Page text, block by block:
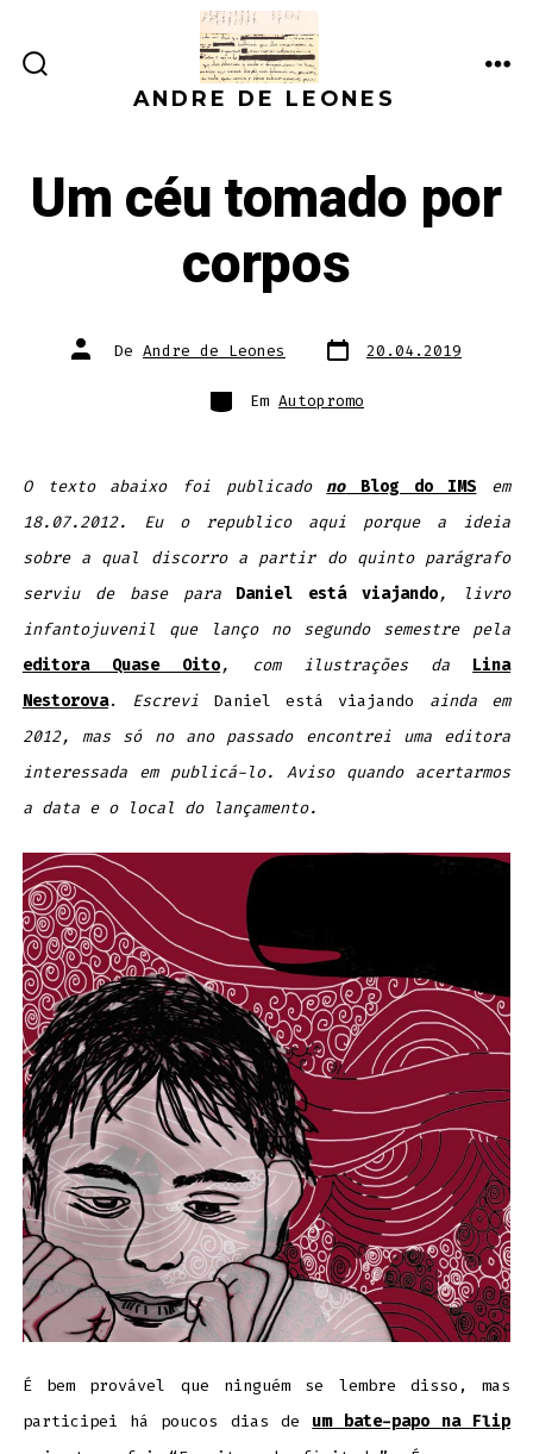
direto
PESQUISAANDRE DE LEONES
Um céu tomado por
corpos
Autor
do De Andre de Leones Data
do
20.04.2019
Categorias
Em Autopromo
O texto abaixo foi publicado noBlog do IMS
em
18.07.2012. Eu o republico aqui porque a ideia
sobre a qual discorro a partir do quinto parágrafo
serviu de base para
Daniel está viajando, livro
infantojuvenil que lanço no segundo semestre pela
editora Quase Oito, com ilustrações da
Lina
Nestorova. Escrevi Daniel está viajando ainda em
2012, mas só no ano passado encontrei uma editora
interessada em publicá-lo. Aviso quando acertarmos
a data e o local do lançamento.
É bem provável que ninguém se lembre disso, mas
participei há poucos dias de um bate-papo na Flip